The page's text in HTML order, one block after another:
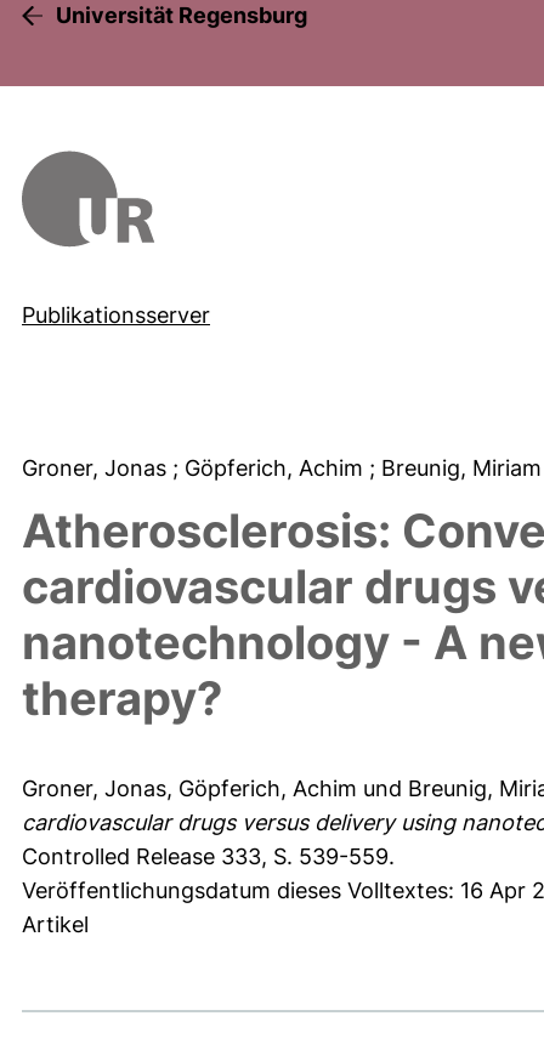
Universität Regensburg
Publikationsserver
Groner, Jonas ; Göpferich, Achim ; Breunig,
Atherosclerosis:
cardiovascular drugs
nanotechnology - A
therapy?
Groner, Jonas, Göpferich, Achim und Breunig,
cardiovascular drugs versus delivery using
Controlled Release 333, S. 539-559.
Veröffentlichungsdatum dieses Volltextes: 16 Apr
Artikel